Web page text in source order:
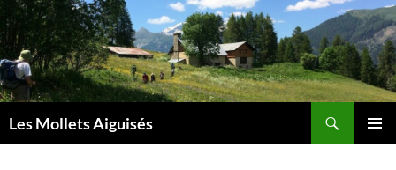
Aller
au
contenu
Les Mollets Aiguisés